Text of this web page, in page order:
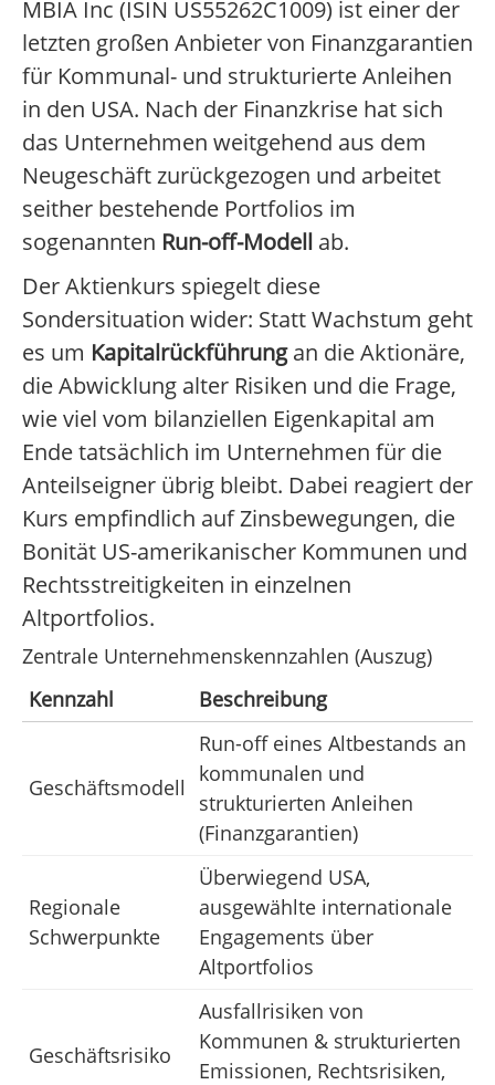
MBIA Inc (ISIN US55262C1009) ist einer der
letzten großen Anbieter von Finanzgarantien
für Kommunal- und strukturierte Anleihen
in den USA. Nach der Finanzkrise hat sich
das Unternehmen weitgehend aus dem
Neugeschäft zurückgezogen und arbeitet
seither bestehende Portfolios im
sogenannten Run-off-Modell ab.
Der Aktienkurs spiegelt diese
Sondersituation wider: Statt Wachstum geht
es um Kapitalrückführungan die Aktionäre,
die Abwicklung alter Risiken und die Frage,
wie viel vom bilanziellen Eigenkapital am
Ende tatsächlich im Unternehmen für die
Anteilseigner übrig bleibt. Dabei reagiert der
Kurs empfindlich auf Zinsbewegungen, die
Bonität US-amerikanischer Kommunen und
Rechtsstreitigkeiten in einzelnen
Altportfolios.
Zentrale Unternehmenskennzahlen (Auszug)
Kennzahl
Beschreibung
Geschäftsmodell
Run-off eines Altbestands an
kommunalen und
strukturierten Anleihen
(Finanzgarantien)
Regionale
Schwerpunkte
Überwiegend USA,
ausgewählte internationale
Engagements über
Altportfolios
Geschäftsrisiko
Ausfallrisiken von
Kommunen & strukturierten
Emissionen, Rechtsrisiken,